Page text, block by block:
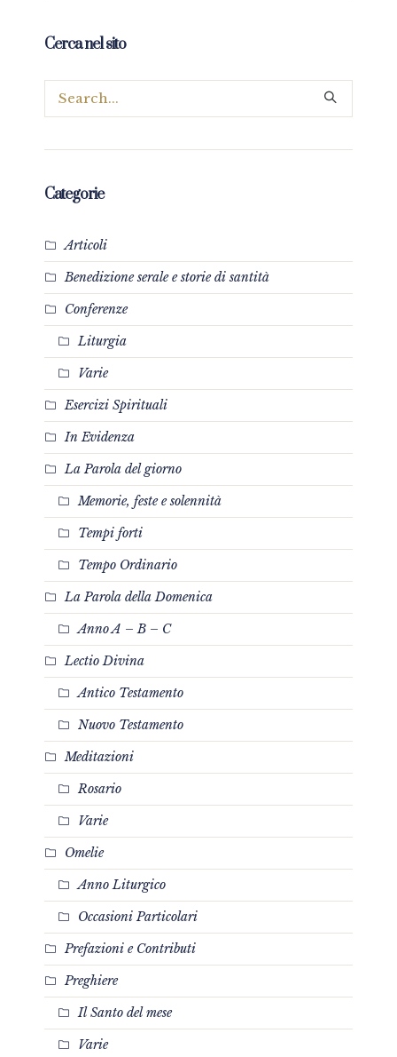
Cerca nel sito
Categorie
Articoli
Benedizione serale e storie di santità
Conferenze
Liturgia
Varie
Esercizi Spirituali
In Evidenza
La Parola del giorno
Memorie, feste e solennità
Tempi forti
Tempo Ordinario
La Parola della Domenica
Anno A – B – C
Lectio Divina
Antico Testamento
Nuovo Testamento
Meditazioni
Rosario
Varie
Omelie
Anno Liturgico
Occasioni Particolari
Prefazioni e Contributi
Preghiere
Il Santo del mese
Varie